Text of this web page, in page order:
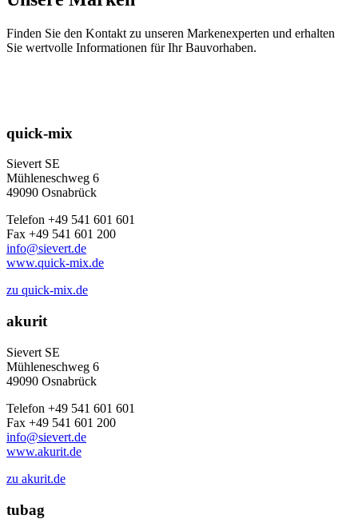
Finden Sie den Kontakt zu unseren Markenexperten und erhalten
Sie wertvolle Informationen für Ihr Bauvorhaben.
quick-mix
Sievert SE
Mühleneschweg 6
49090 Osnabrück
Telefon +49 541 601 601
Fax +49 541 601 200
info@sievert.de
www.quick-mix.de
zu quick-mix.de
akurit
Sievert SE
Mühleneschweg 6
49090 Osnabrück
Telefon +49 541 601 601
Fax +49 541 601 200
info@sievert.de
www.akurit.de
zu akurit.de
tubag